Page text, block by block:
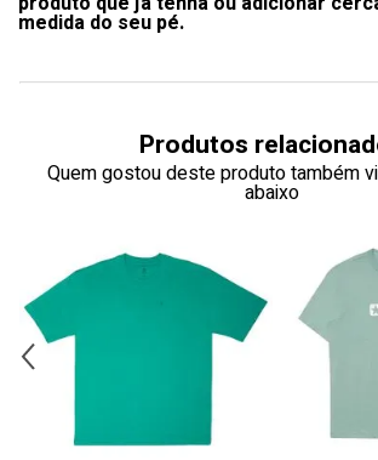
medida do seu pé.
Produtos
Quem gostou deste produto também
abaixo